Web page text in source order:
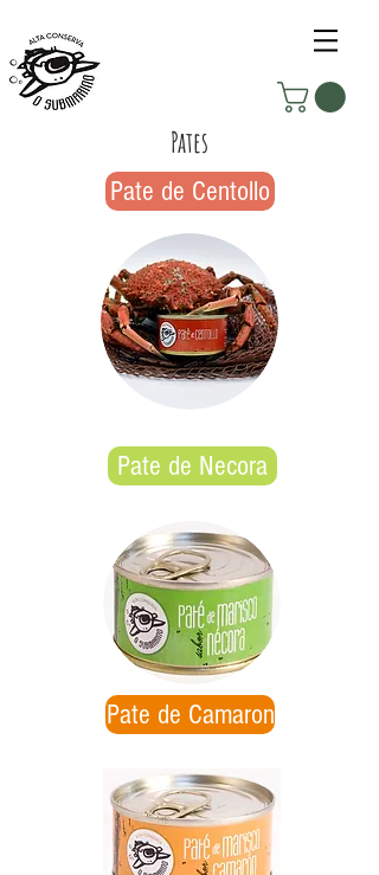
Pates
Pate de Centollo
Pate de Necora
Pate de Camaron